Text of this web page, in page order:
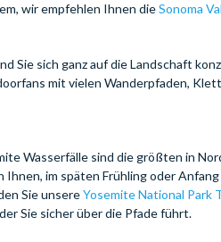
wir empfehlen Ihnen dieSonoma
Sie sich ganz auf die Landschaft
mit vielen Wanderpfaden,
Wasserfälle sind die größten in
Ihnen, im späten Frühling oder
Sie unsereYosemite National Park
Sie sicher über die Pfade führt.